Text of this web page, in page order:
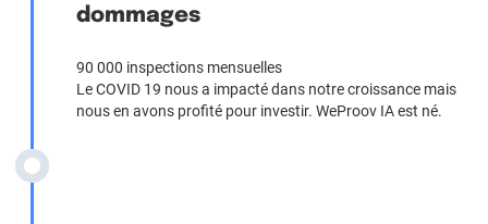
dommages
90 000 inspections mensuelles
Le COVID 19 nous a impacté dans notre croissance mais
nous en avons profité pour investir. WeProov IA est né.